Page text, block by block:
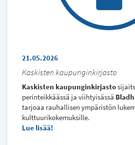
21.05.2026
Kaskisten kaupunginkirjasto
Kaskisten kaupunginkirjasto
perinteikkäässä ja viihtyisässä
tarjoaa rauhallisen ympäristön
kulttuurikokemuksille.
Lue lisää